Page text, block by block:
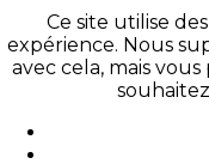
Ce site utilise
expérience. Nous
avec cela, mais